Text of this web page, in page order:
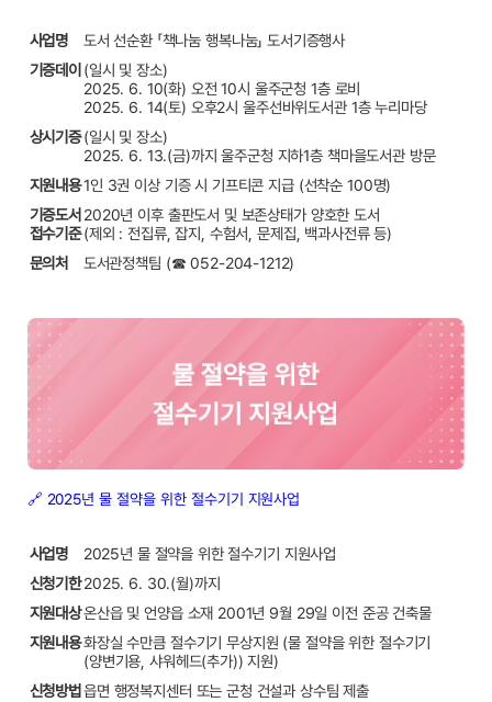
사업명
도서 선순환 「책나눔 행복나눔」 도서기증행사
기증데이 (일시 및 장소)
2025. 6. 10(화) 오전 10시 울주군청 1층 로비
2025. 6. 14(토) 오후2시 울주선바위도서관 1층 누리마당
상시기증(일시 및 장소)
2025. 6. 13.(금)까지 울주군청 지하1층 책마을도서관 방문
지원내용1인 3권 이상 기증 시 기프티콘 지급 (선착순 100명)
기증도서
접수기준
2020년 이후 출판도서 및 보존상태가 양호한 도서
(제외 : 전집류, 잡지, 수험서, 문제집, 백과사전류 등)
문의처
도서관정책팀 (☎ 052-204-1212)
🔗 2025년 물 절약을 위한 절수기기 지원사업
사업명
2025년 물 절약을 위한 절수기기 지원사업
신청기한2025. 6. 30.(월)까지
지원대상온산읍 및 언양읍 소재 2001년 9월 29일 이전 준공 건축물
지원내용화장실 수만큼 절수기기 무상지원 (물 절약을 위한 절수기기
(양변기용, 샤워헤드(추가)) 지원)
신청방법 읍면 행정복지센터 또는 군청 건설과 상수팀 제출